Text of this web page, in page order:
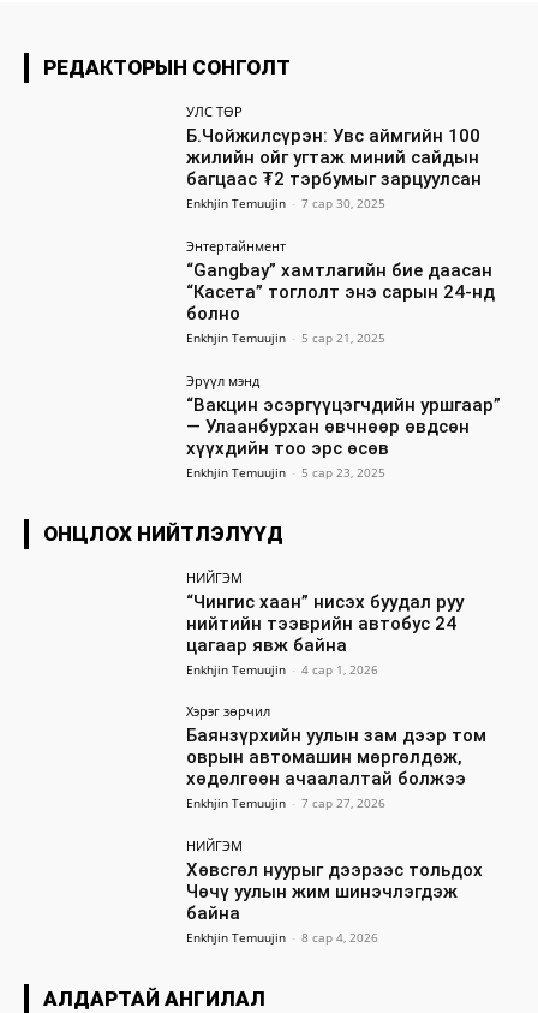
РЕДАКТОРЫН СОНГОЛТ
УЛС ТӨР
Б.Чойжилсүрэн: Увс аймгийн 100
жилийн ойг угтаж миний сайдын
багцаас ₮2 тэрбумыг зарцуулсан
Enkhjin Temuujin - 7 сар 30, 2025
Энтертайнмент
“Gangbay” хамтлагийн бие даасан
“Касета” тоглолт энэ сарын 24-нд
болно
Enkhjin Temuujin - 5 сар 21, 2025
Эрүүл мэнд
“Вакцин эсэргүүцэгчдийн уршгаар”
— Улаанбурхан өвчнөөр өвдсөн
хүүхдийн тоо эрс өсөв
Enkhjin Temuujin - 5 сар 23, 2025
ОНЦЛОХ НИЙТЛЭЛҮҮД
НИЙГЭМ
“Чингис хаан” нисэх буудал руу
нийтийн тээврийн автобус 24
цагаар явж байна
Enkhjin Temuujin - 4 сар 1, 2026
Хэрэг зөрчил
Баянзүрхийн уулын зам дээр том
оврын автомашин мөргөлдөж,
хөдөлгөөн ачаалалтай болжээ
Enkhjin Temuujin - 7 сар 27, 2026
НИЙГЭМ
Хөвсгөл нуурыг дээрээс тольдох
Чөчү уулын жим шинэчлэгдэж
байна
Enkhjin Temuujin - 8 сар 4, 2026
АЛДАРТАЙ АНГИЛАЛ